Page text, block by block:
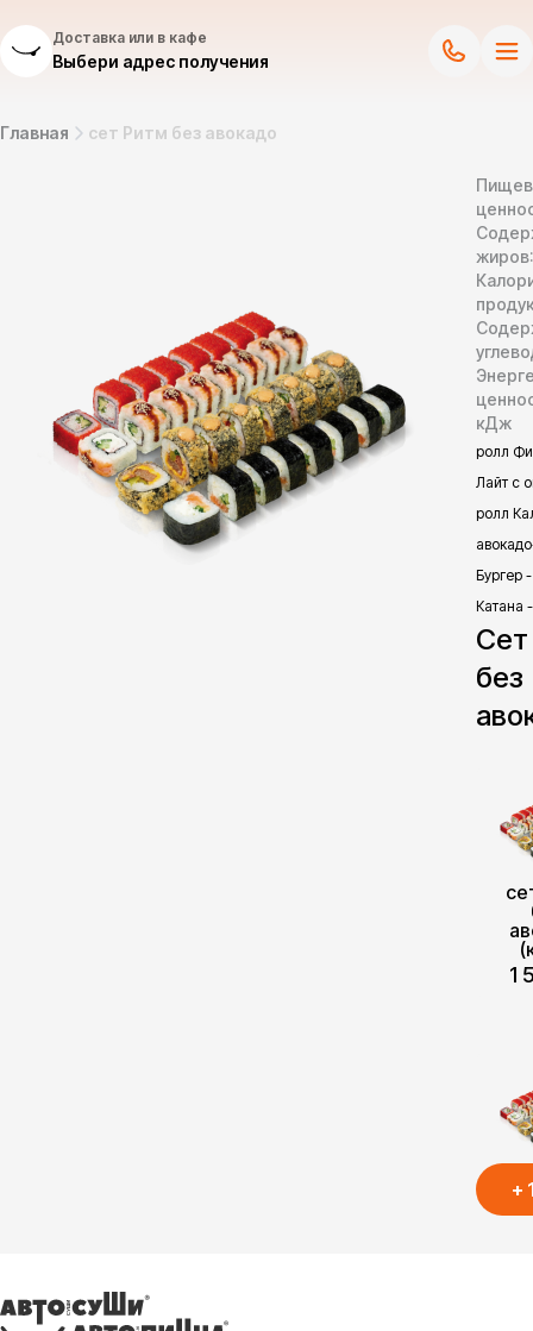
Доставка или в кафе
Выбери адрес получения
Главная сет Ритм без авокадо
кДж
ролл
Лайт с
ролл
Бургер
Катана
без
1
+